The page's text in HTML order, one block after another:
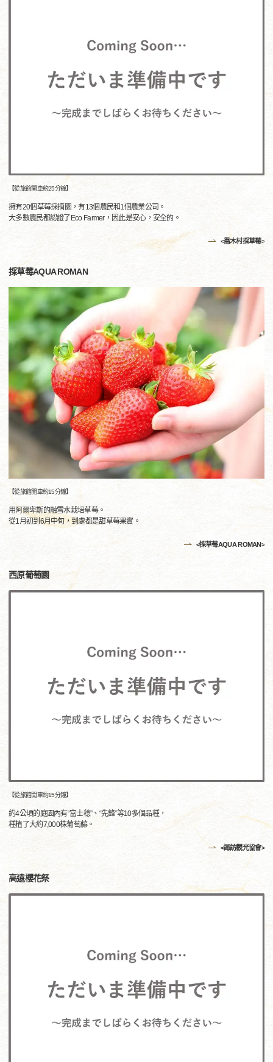
【從旅館開車約25分鐘】
擁有20個草莓採摘園，有13個農民和1個農業公司。
大多數農民都認證了Eco Farmer，因此是安心，安全的。
<喬木村採草莓>
採草莓AQUA ROMAN
【從旅館開車約15分鐘】
用阿爾卑斯的融雪水栽培草莓。
從1月初到6月中旬，到處都是甜草莓果實。
<採草莓AQUA ROMAN>
西原葡萄園
【從旅館開車約15分鐘】
約4公頃的庭園內有“富士稔”、“先鋒”等10多個品種，
種植了大約7,000株葡萄藤。
<諏訪觀光協會>
高遠櫻花祭